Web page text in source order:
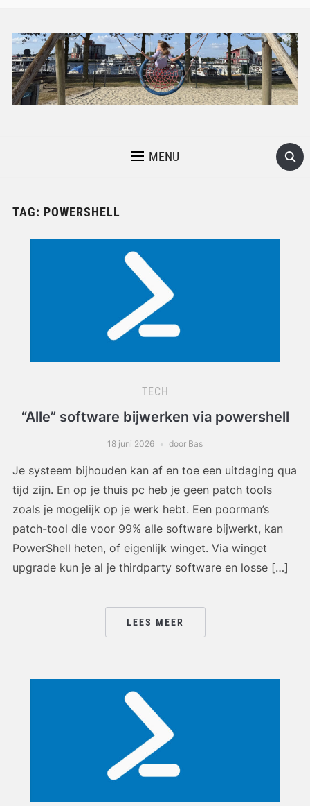
MENU
TAG: POWERSHELL
TECH
“Alle” software bijwerken via powershell
18 juni 2026 door Bas
Je systeem bijhouden kan af en toe een uitdaging qua
tijd zijn. En op je thuis pc heb je geen patch tools
zoals je mogelijk op je werk hebt. Een poorman’s
patch-tool die voor 99% alle software bijwerkt, kan
PowerShell heten, of eigenlijk winget. Via winget
upgrade kun je al je thirdparty software en losse […]
LEES MEER